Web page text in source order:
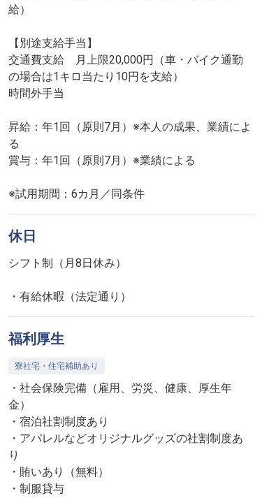
給）
【別途支給手当】
交通費支給 月上限20,000円（車・バイク通勤
の場合は1キロ当たり10円を支給）
時間外手当
昇給：年1回（原則7月）※本人の成果、業績によ
る
賞与：年1回（原則7月）※業績による
※試用期間：6カ月／同条件
休日
シフト制（月8日休み）
・有給休暇（法定通り）
福利厚生
寮社宅・住宅補助あり
・社会保険完備（雇用、労災、健康、厚生年
金）
・宿泊社割制度あり
・アパレルなどオリジナルグッズの社割制度あ
り
・賄いあり（無料）
・制服貸与